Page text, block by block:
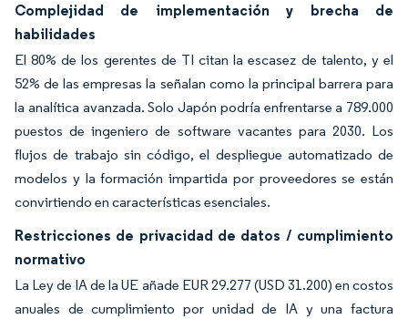
Complejidad de implementación y brecha de
habilidades
El 80% de los gerentes de TI citan la escasez de talento, y el
52% de las empresas la señalan como la principal barrera para
la analítica avanzada. Solo Japón podría enfrentarse a 789.000
puestos de ingeniero de software vacantes para 2030. Los
flujos de trabajo sin código, el despliegue automatizado de
modelos y la formación impartida por proveedores se están
convirtiendo en características esenciales.
Restricciones de privacidad de datos / cumplimiento
normativo
La Ley de IA de la UE añade EUR 29.277 (USD 31.200) en costos
anuales de cumplimiento por unidad de IA y una factura